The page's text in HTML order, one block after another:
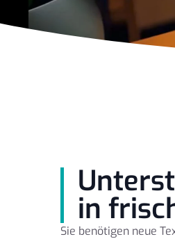
in
Sie benötigen neue